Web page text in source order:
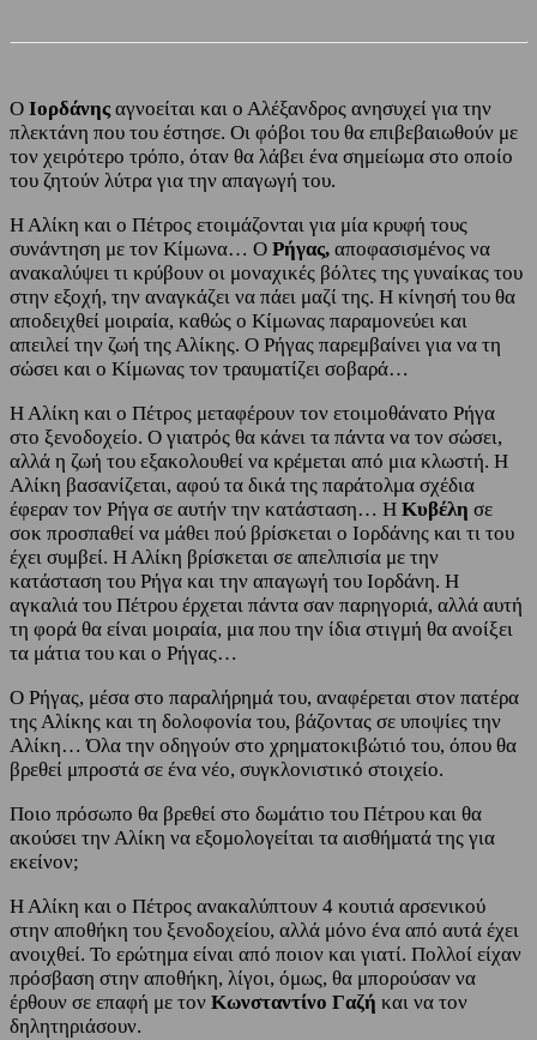
Ο Ιορδάνης αγνοείται και ο Αλέξανδρος ανησυχεί για την
πλεκτάνη που του έστησε. Οι φόβοι του θα επιβεβαιωθούν με
τον χειρότερο τρόπο, όταν θα λάβει ένα σημείωμα στο οποίο
του ζητούν λύτρα για την απαγωγή του.
Η Αλίκη και ο Πέτρος ετοιμάζονται για μία κρυφή τους
συνάντηση με τον Κίμωνα… Ο Ρήγας, αποφασισμένος να
ανακαλύψει τι κρύβουν οι μοναχικές βόλτες της γυναίκας του
στην εξοχή, την αναγκάζει να πάει μαζί της. Η κίνησή του θα
αποδειχθεί μοιραία, καθώς ο Κίμωνας παραμονεύει και
απειλεί την ζωή της Αλίκης. Ο Ρήγας παρεμβαίνει για να τη
σώσει και ο Κίμωνας τον τραυματίζει σοβαρά…
Η Αλίκη και ο Πέτρος μεταφέρουν τον ετοιμοθάνατο Ρήγα
στο ξενοδοχείο. Ο γιατρός θα κάνει τα πάντα να τον σώσει,
αλλά η ζωή του εξακολουθεί να κρέμεται από μια κλωστή. Η
Αλίκη βασανίζεται, αφού τα δικά της παράτολμα σχέδια
έφεραν τον Ρήγα σε αυτήν την κατάσταση… Η Κυβέλη σε
σοκ προσπαθεί να μάθει πού βρίσκεται ο Ιορδάνης και τι του
έχει συμβεί. Η Αλίκη βρίσκεται σε απελπισία με την
κατάσταση του Ρήγα και την απαγωγή του Ιορδάνη. Η
αγκαλιά του Πέτρου έρχεται πάντα σαν παρηγοριά, αλλά αυτή
τη φορά θα είναι μοιραία, μια που την ίδια στιγμή θα ανοίξει
τα μάτια του και ο Ρήγας…
Ο Ρήγας, μέσα στο παραλήρημά του, αναφέρεται στον πατέρα
της Αλίκης και τη δολοφονία του, βάζοντας σε υποψίες την
Αλίκη… Όλα την οδηγούν στο χρηματοκιβώτιό του, όπου θα
βρεθεί μπροστά σε ένα νέο, συγκλονιστικό στοιχείο.
Ποιο πρόσωπο θα βρεθεί στο δωμάτιο του Πέτρου και θα
ακούσει την Αλίκη να εξομολογείται τα αισθήματά της για
εκείνον;
Η Αλίκη και ο Πέτρος ανακαλύπτουν 4 κουτιά αρσενικού
στην αποθήκη του ξενοδοχείου, αλλά μόνο ένα από αυτά έχει
ανοιχθεί. Το ερώτημα είναι από ποιον και γιατί. Πολλοί είχαν
πρόσβαση στην αποθήκη, λίγοι, όμως, θα μπορούσαν να
έρθουν σε επαφή με τον Κωνσταντίνο Γαζή και να τον
δηλητηριάσουν.